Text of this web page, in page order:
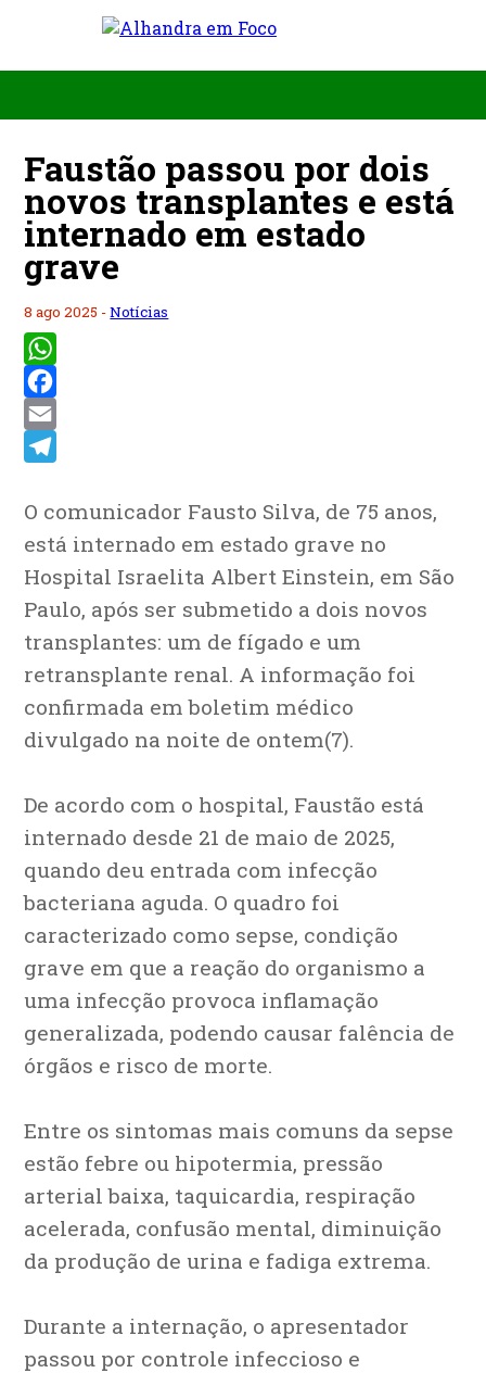
Faustão passou por dois
novos transplantes e está
internado em estado
grave
8 ago 2025 -Notícias
WhatsApp
Facebook
Email
O comunicador Fausto Silva, de 75 anos,
está internado em estado grave no
Hospital Israelita Albert Einstein, em São
Paulo, após ser submetido a dois novos
transplantes: um de fígado e um
retransplante renal. A informação foi
confirmada em boletim médico
divulgado na noite de ontem(7).
De acordo com o hospital, Faustão está
internado desde 21 de maio de 2025,
quando deu entrada com infecção
bacteriana aguda. O quadro foi
caracterizado como sepse, condição
grave em que a reação do organismo a
uma infecção provoca inflamação
generalizada, podendo causar falência de
órgãos e risco de morte.
Entre os sintomas mais comuns da sepse
estão febre ou hipotermia, pressão
arterial baixa, taquicardia, respiração
acelerada, confusão mental, diminuição
da produção de urina e fadiga extrema.
Durante a internação, o apresentador
passou por controle infeccioso e